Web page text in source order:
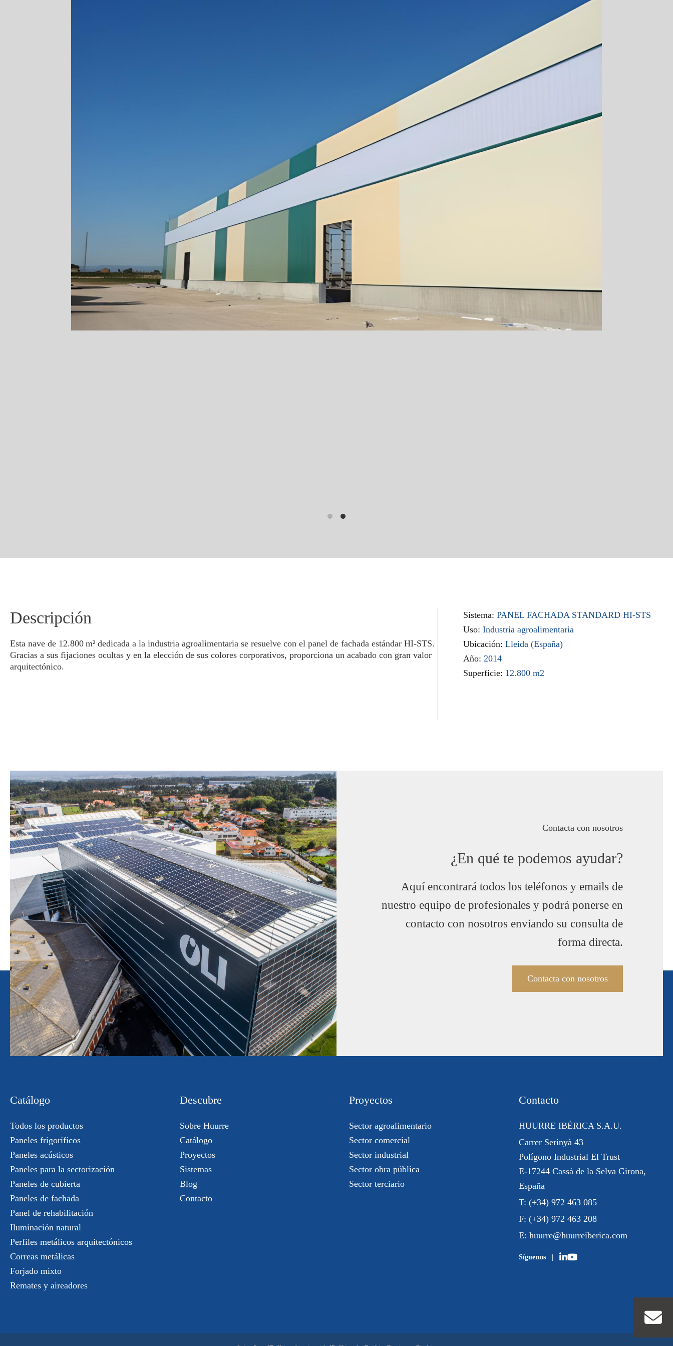
Descripción
Esta nave de 12.800 m² dedicada a la industria agroalimentaria se resuelve con el panel de fachada estándar HI-STS.
Gracias a sus fijaciones ocultas y en la elección de sus colores corporativos, proporciona un acabado con gran valor
arquitectónico.
Sistema: PANEL FACHADA STANDARD HI-STS
Uso: Industria agroalimentaria
Ubicación: Lleida (España)
Año: 2014
Superficie: 12.800 m2
Contacta con nosotros
¿En qué te podemos ayudar?
Aquí encontrará todos los teléfonos y emails de
nuestro equipo de profesionales y podrá ponerse en
contacto con nosotros enviando su consulta de
forma directa.
Contacta con nosotros
Catálogo
Todos los productos
Paneles frigoríficos
Paneles acústicos
Paneles para la sectorización
Paneles de cubierta
Paneles de fachada
Panel de rehabilitación
Iluminación natural
Perfiles metálicos arquitectónicos
Correas metálicas
Forjado mixto
Remates y aireadores
Descubre
Sobre Huurre
Catálogo
Proyectos
Sistemas
Blog
Contacto
Proyectos
Sector agroalimentario
Sector comercial
Sector industrial
Sector obra pública
Sector terciario
Contacto
HUURRE IBÉRICA S.A.U.
Carrer Serinyà 43
Polígono Industrial El Trust
E-17244 Cassà de la Selva Girona,
España
T: (+34) 972 463 085
F: (+34) 972 463 208
E: huurre@huurreiberica.com
Síguenos